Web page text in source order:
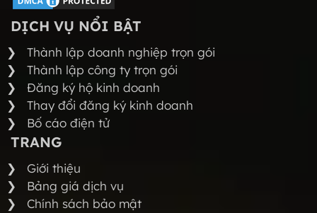
DỊCH VỤ NỔI BẬT
Thành lập doanh nghiệp trọn gói
Thành lập công ty trọn gói
Đăng ký hộ kinh doanh
Thay đổi đăng ký kinh doanh
Bố cáo điện tử
TRANG
Giới thiệu
Bảng giá dịch vụ
Chính sách bảo mật